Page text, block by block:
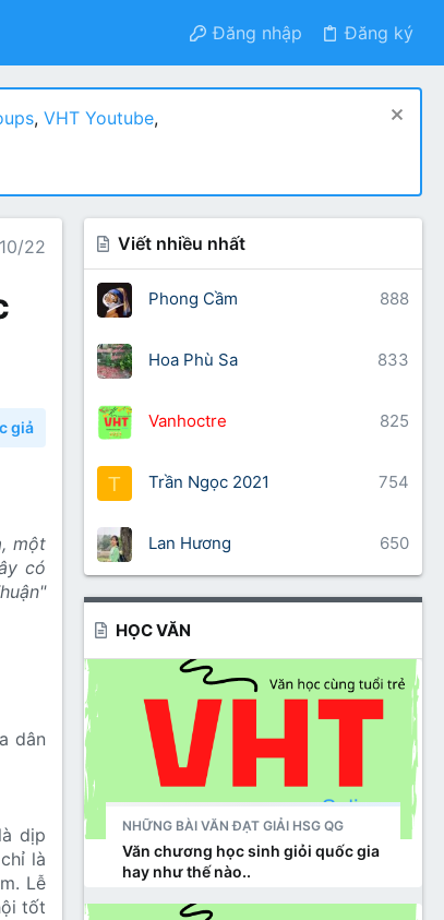
Đăng nhập Đăng ký
, VHT Youtube,
22
giả
một
có
dân
dịp
là
Lễ
tốt
Viết nhiều nhất
888
Phong Cầm
833
Hoa Phù Sa
825
Vanhoctre
T 754
Trần Ngọc 2021
650
Lan Hương
HỌC VĂN
NHỮNG BÀI VĂN ĐẠT GIẢI HSG QG
Văn chương học sinh giỏi quốc gia
hay như thế nào..